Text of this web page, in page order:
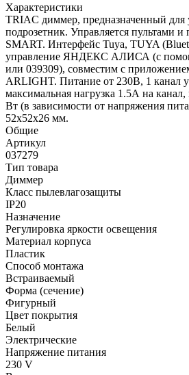
Характеристики
TRIAC диммер, предназначенный для
подрозетник. Управляется пультами и
SMART. Интерфейс Tuya, TUYA
управление ЯНДЕКС АЛИСА (с
или 039309), совместим с
ARLIGHT. Питание от 230В, 1 канал
максимальная нагрузка 1.5А на
Вт (в зависимости от напряжения
52x52x26 мм.
Общие
Артикул
037279
Тип товара
Диммер
Класс пылевлагозащиты
IP20
Назначение
Регулировка яркости освещения
Материал корпуса
Пластик
Способ монтажа
Встраиваемый
Форма (сечение)
Фигурный
Цвет покрытия
Белый
Электрические
Напряжение питания
230 V